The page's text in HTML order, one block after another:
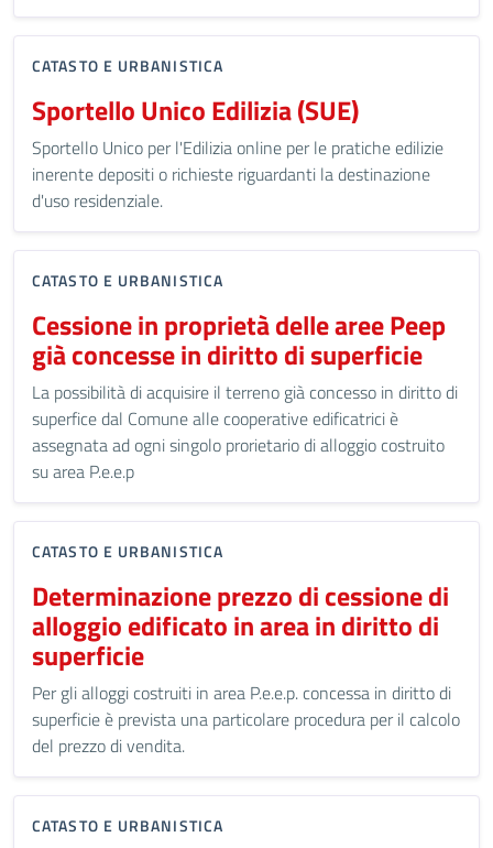
CATASTO E URBANISTICA
Sportello Unico Edilizia (SUE)
Sportello Unico per l'Edilizia online per le pratiche edilizie
inerente depositi o richieste riguardanti la destinazione
d'uso residenziale.
CATASTO E URBANISTICA
Cessione in proprietà delle aree Peep
già concesse in diritto di superficie
La possibilità di acquisire il terreno già concesso in diritto di
superfice dal Comune alle cooperative edificatrici è
assegnata ad ogni singolo prorietario di alloggio costruito
su area P.e.e.p
CATASTO E URBANISTICA
Determinazione prezzo di cessione di
alloggio edificato in area in diritto di
superficie
Per gli alloggi costruiti in area P.e.e.p. concessa in diritto di
superficie è prevista una particolare procedura per il calcolo
del prezzo di vendita.
CATASTO E URBANISTICA